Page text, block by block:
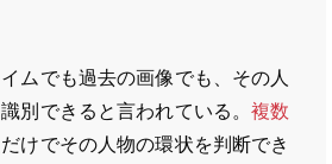
ムでも過去の画像でも、その人
別できると言われている。複数
けでその人物の環状を判断でき